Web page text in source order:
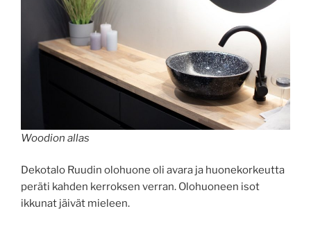
Woodion allas
Dekotalo Ruudin olohuone oli avara ja huonekorkeutta
peräti kahden kerroksen verran. Olohuoneen isot
ikkunat jäivät mieleen.